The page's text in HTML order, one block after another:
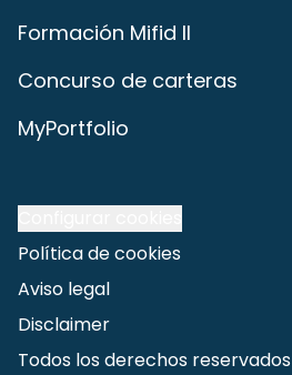
Formación Mifid II
Concurso de carteras
MyPortfolio
Política de cookies
Aviso legal
Disclaimer
Todos los derechos reservados